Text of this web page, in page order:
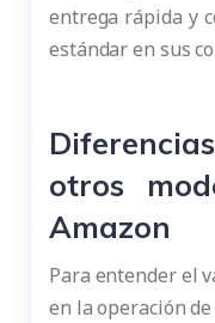
entrega rápida y
estándar en sus
otros
Amazon
Para entender el
en la operación